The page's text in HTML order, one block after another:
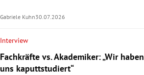
Gabriele Kuhn30.07.2026
Interview
Fachkräfte vs. Akademiker: „Wir haben
uns kaputtstudiert“